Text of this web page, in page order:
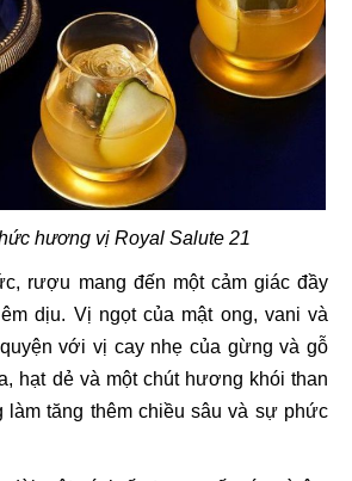
hương vị Royal Salute 21
rượu mang đến một cảm giác đầy
dịu. Vị ngọt của mật ong, vani và
với vị cay nhẹ của gừng và gỗ
hạt dẻ và một chút hương khói than
làm tăng thêm chiều sâu và sự phức